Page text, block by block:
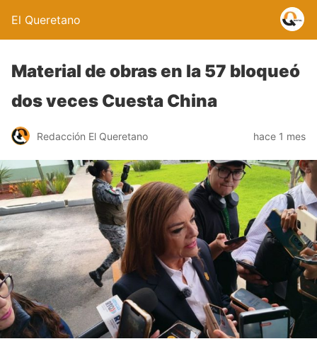
El Queretano
Material de obras en la 57 bloqueó
dos veces Cuesta China
Redacción El Queretano hace 1 mes